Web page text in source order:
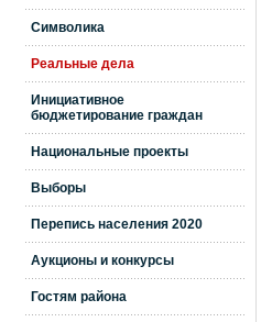
Символика
Реальные дела
Инициативное
бюджетирование граждан
Национальные проекты
Выборы
Перепись населения 2020
Аукционы и конкурсы
Гостям района